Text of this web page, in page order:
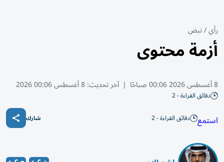
رأي/نبض
أزمة محتوى
8 أغسطس 2026 00:06 صباحًا | آخر تحديث:8 أغسطس 00:06 2026
دقائق القراءة - 2
استمع دقائق القراءة - 2 شارك